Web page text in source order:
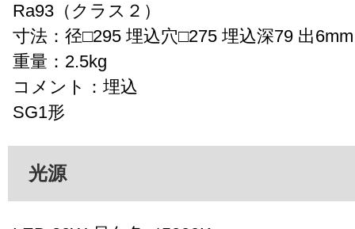
Ra93（クラス２）
寸法：径□295 埋込穴□275 埋込深79 出6mm
重量：2.5kg
コメント：埋込
SG1形
光源